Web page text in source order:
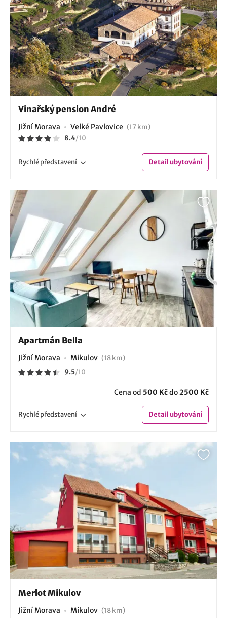
Vinařský pension André
Jižní Morava Velké Pavlovice (17 km)
8.4/10
Rychlépředstavení Detailubytování
Apartmán Bella
Jižní Morava Mikulov (18 km)
9.5/10
Cena od 500 Kčdo2500 Kč
Rychlépředstavení Detailubytování
Merlot Mikulov
Jižní Morava Mikulov (18 km)